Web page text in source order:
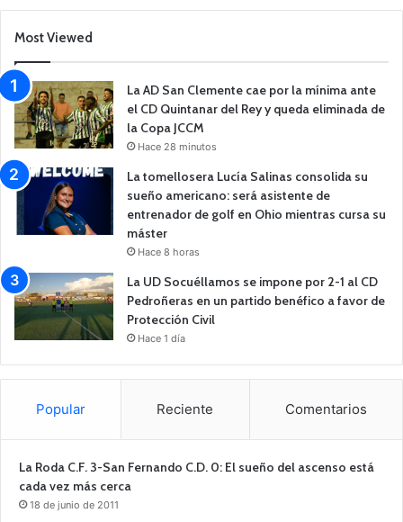
Most Viewed
La AD San Clemente cae por la mínima ante
el CD Quintanar del Rey y queda eliminada de
la Copa JCCM
Hace 28 minutos
La tomellosera Lucía Salinas consolida su
sueño americano: será asistente de
entrenador de golf en Ohio mientras cursa su
máster
Hace 8 horas
La UD Socuéllamos se impone por 2-1 al CD
Pedroñeras en un partido benéfico a favor de
Protección Civil
Hace 1 día
Popular Reciente Comentarios
La Roda C.F. 3-San Fernando C.D. 0: El sueño del ascenso está
cada vez más cerca
18 de junio de 2011